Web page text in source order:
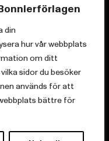
din
hur vår webbplats
om ditt
sidor du besöker
används för att
bättre för